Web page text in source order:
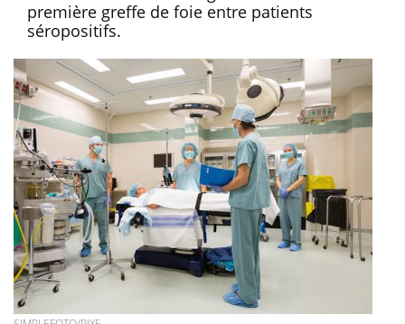
première greffe de foie entre patients
séropositifs.